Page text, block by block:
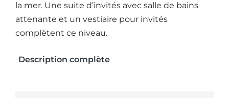
la mer. Une suite d’invités avec salle de bains
attenante et un vestiaire pour invités
complètent ce niveau.
Description complète